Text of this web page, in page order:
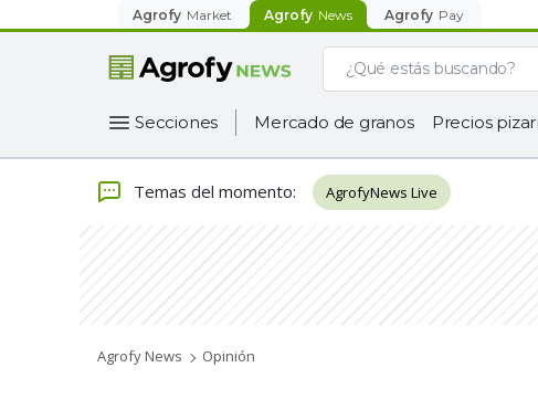
Agrofy Market Agrofy News Agrofy Pay
Secciones Mercado de granos Precios
Temas del momento: AgrofyNews Live
Agrofy News Opinión